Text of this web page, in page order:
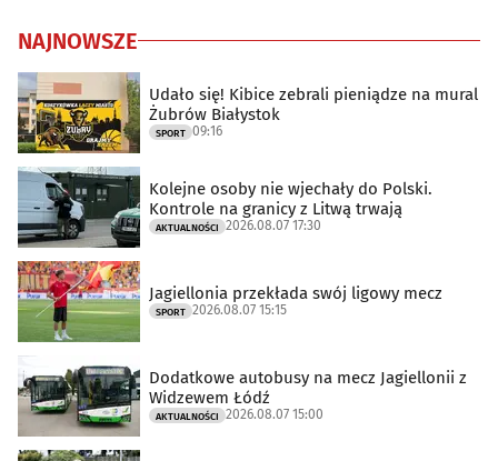
NAJNOWSZE
Udało się! Kibice zebrali pieniądze na mural
Żubrów Białystok
SPORT 09:16
Kolejne osoby nie wjechały do Polski.
Kontrole na granicy z Litwą trwają
AKTUALNOŚCI 2026.08.07 17:30
Jagiellonia przekłada swój ligowy mecz
SPORT 2026.08.07 15:15
Dodatkowe autobusy na mecz Jagiellonii z
Widzewem Łódź
AKTUALNOŚCI 2026.08.07 15:00